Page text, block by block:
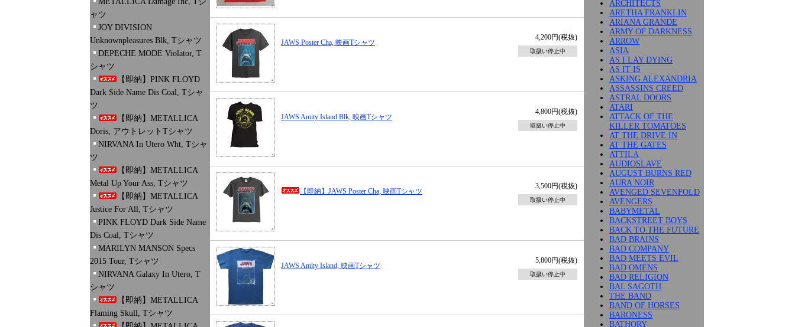
ャツ
JOY DIVISION
Unknownpleasures Blk, Tシャツ
DEPECHE MODE Violator, T
シャツ
【即納】PINK FLOYD
Dark Side Name Dis Coal, Tシャ
ツ
【即納】METALLICA
Doris, アウトレットTシャツ
NIRVANA In Utero Wht, Tシャ
ツ
【即納】METALLICA
Metal Up Your Ass, Tシャツ
【即納】METALLICA
Justice For All, Tシャツ
PINK FLOYD Dark Side Name
Dis Coal, Tシャツ
MARILYN MANSON Specs
2015 Tour, Tシャツ
NIRVANA Galaxy In Utero, T
シャツ
【即納】METALLICA
Flaming Skull, Tシャツ
JAWS Poster Cha, 映画Tシャツ
4,200円(税抜)
取扱い停止中
JAWS Amity Island Blk, 映画Tシャツ
4,800円(税抜)
取扱い停止中
【即納】JAWS Poster Cha, 映画Tシャツ
3,500円(税抜)
取扱い停止中
JAWS Amity Island, 映画Tシャツ
5,800円(税抜)
取扱い停止中
ARCHITECTS
ARETHA FRANKLIN
ARIANA GRANDE
ARMY OF DARKNESS
ARROW
ASIA
AS I LAY DYING
AS IT IS
ASKING ALEXANDRIA
ASSASSINS CREED
ASTRAL DOORS
ATARI
ATTACK OF THE
KILLER TOMATOES
AT THE DRIVE IN
AT THE GATES
ATTILA
AUDIOSLAVE
AUGUST BURNS RED
AURA NOIR
AVENGED SEVENFOLD
AVENGERS
BABYMETAL
BACKSTREET BOYS
BACK TO THE FUTURE
BAD BRAINS
BAD COMPANY
BAD MEETS EVIL
BAD OMENS
BAD RELIGION
BAL SAGOTH
THE BAND
BAND OF HORSES
BARONESS
BATHORY